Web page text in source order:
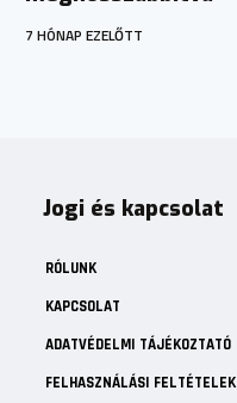
7 HÓNAP EZELŐTT
Jogi és kapcsolat
RÓLUNK
KAPCSOLAT
ADATVÉDELMI TÁJÉKOZTATÓ
FELHASZNÁLÁSI FELTÉTELEK